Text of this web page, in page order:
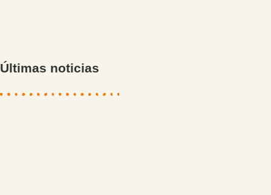
Últimas noticias